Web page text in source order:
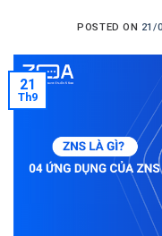
POSTED ON 21/
21
Th9